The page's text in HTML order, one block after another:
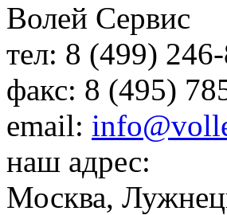
Волей Сервис
тел: 8 (499)
факс: 8 (495)
email:
наш адрес:
Москва,